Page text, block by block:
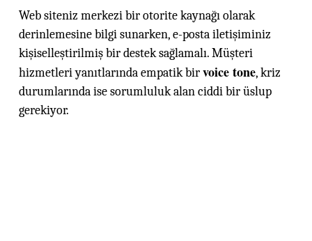
Web siteniz merkezi bir otorite kaynağı olarak
derinlemesine bilgi sunarken, e-posta iletişiminiz
kişiselleştirilmiş bir destek sağlamalı. Müşteri
hizmetleri yanıtlarında empatik birvoice tone, kriz
durumlarında ise sorumluluk alan ciddi bir üslup
gerekiyor.